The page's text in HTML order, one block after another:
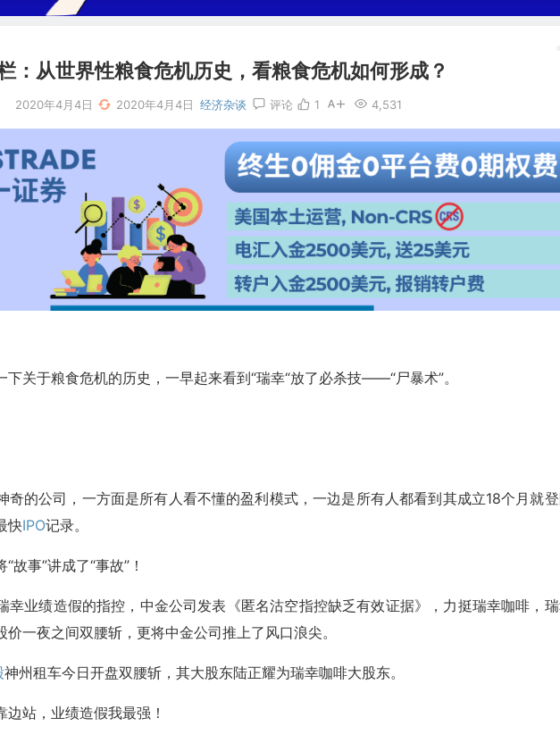
：从世界性粮食危机历史，看粮食危机如何形成？
2020年4月4日 2020年4月4日 经济杂谈 评论 4,531
1
关于粮食危机的历史，一早起来看到“瑞幸“放了必杀技——“尸暴术”。
奇的公司，一方面是所有人看不懂的盈利模式，一边是所有人都看到其成立18个月就
快IPO记录。
故事”讲成了“事故”！
幸业绩造假的指控，中金公司发表《匿名沽空指控缺乏有效证据》，力挺瑞幸咖啡，
一夜之间双腰斩，更将中金公司推上了风口浪尖。
神州租车今日开盘双腰斩，其大股东陆正耀为瑞幸咖啡大股东。
站，业绩造假我最强！